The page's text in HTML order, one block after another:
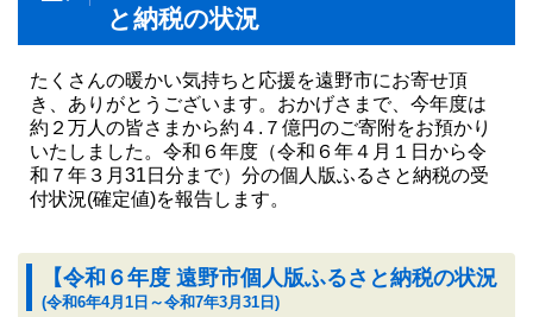
と納税の状況
たくさんの暖かい気持ちと応援を遠野市にお寄せ頂
き、ありがとうございます。おかげさまで、今年度は
約２万人の皆さまから約４.７億円のご寄附をお預かり
いたしました。令和６年度（令和６年４月１日から令
和７年３月31日分まで）分の個人版ふるさと納税の受
付状況(確定値)を報告します。
【令和６年度 遠野市個人版ふるさと納税の状況
(令和6年4月1日～令和7年3月31日)